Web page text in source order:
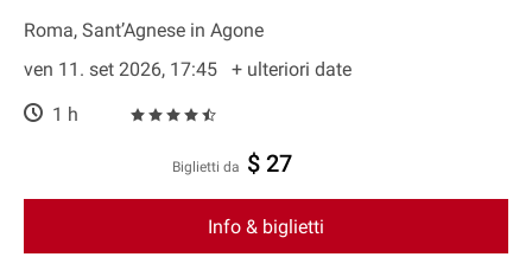
Roma, Sant’Agnese in Agone
ven 11. set 2026, 17:45
+ ulteriori date
1 h
Biglietti da $ 27
Info & biglietti